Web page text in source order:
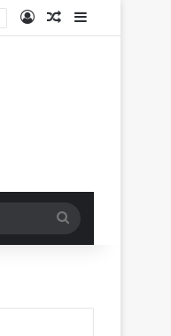
EntrarArtigo aleatório
por